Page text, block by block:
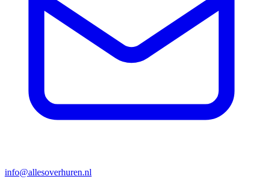
info@allesoverhuren.nl